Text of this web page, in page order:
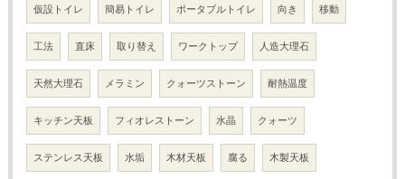
仮設トイレ 簡易トイレ ポータブルトイレ 向き 移動
工法 直床 取り替え ワークトップ 人造大理石
天然大理石 メラミン クォーツストーン 耐熱温度
キッチン天板 フィオレストーン 水晶 クォーツ
ステンレス天板 水垢 木材天板 腐る 木製天板